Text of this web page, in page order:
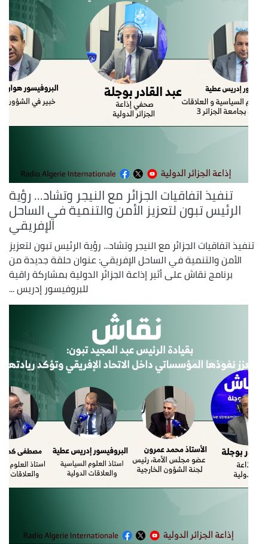
تنفيذ اتفاقيات الجزائر مع النيجر وتشاد... رؤية
الرئيس تبون لتعزيز الأمن والتنمية في الساحل
الإفريقي
تنفيذ اتفاقيات الجزائر مع النيجر وتشاد... رؤية الرئيس تبون لتعزيز
الأمن والتنمية في الساحل الإفريقي: عنوان حلقة جديدة من
برنامج نقاش على أثير إذاعة الجزائر الدولية بمشاركة راقية
للبروفيسور إدريس ...